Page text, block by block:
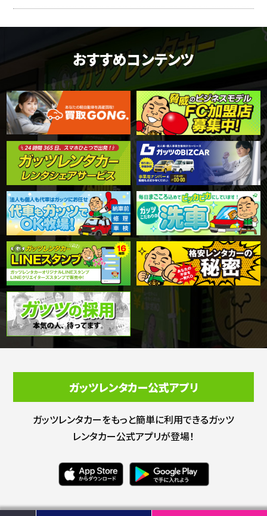
おすすめコンテンツ
ガッツレンタカー公式アプリ
ガッツレンタカーをもっと簡単に利用できるガッツ
レンタカー公式アプリが登場！